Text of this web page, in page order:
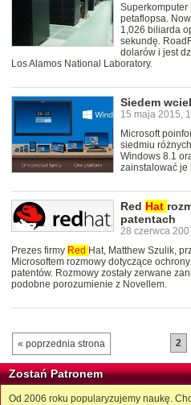
Superkomputer
petaflopsa.
1,026 biliarda
sekundę.
dolarów i jest
Los Alamos National Laboratory.
Siedem
15 maja 2015,
Microsoft
siedmiu
Windows 8.1
zainstalować je
Red Hat
patentach
28 czerwca
Prezes firmy Red Hat, Matthew Szulik,
Microsoftem rozmowy dotyczące
patentów. Rozmowy zostały zerwane
podobne porozumienie z Novellem.
« poprzednia strona 2
Zostań Patronem
Od 2006 roku popularyzujemy naukę.